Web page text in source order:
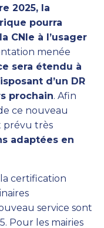
2025, la
pourra
CNIe à l’usager
menée
sera étendu à
d’un DR
prochain. Afin
ce nouveau
prévu très
adaptées en
certification
service sont
Pour les mairies